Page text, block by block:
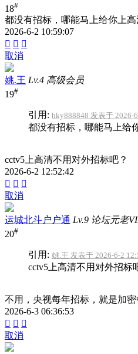
18#
都没有招标，哪能马上给你上高
2026-6-2 10:59:07
  
取消
姚.王 Lv.4 高级会员
19#
引用: hky888848 发表于 2026-
都没有招标，哪能马上给
cctv5上高清不用对外招标吧？
2026-6-2 12:52:42
  
取消
运城北斗户户通 Lv.9 论坛元老
20#
引用: 姚.王 发表于 2026-6-2
cctv5上高清不用对外招标
不用，央视每年招标，就是加密
2026-6-3 06:36:53
  
取消